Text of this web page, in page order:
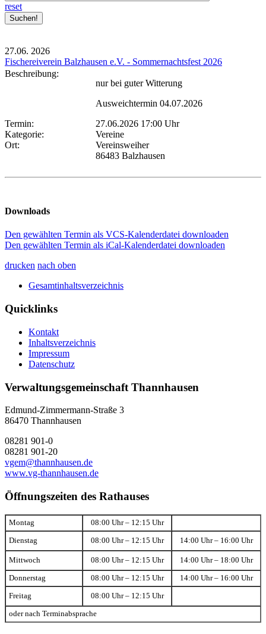
reset
27.06. 2026
Fischereiverein Balzhausen e.V. - Sommernachtsfest 2026
Beschreibung:
nur bei guter Witterung
Ausweichtermin 04.07.2026
Termin:
27.06.2026 17:00 Uhr
Kategorie:
Vereine
Ort:
Vereinsweiher
86483 Balzhausen
Downloads
Den gewählten Termin als VCS-Kalenderdatei downloaden
Den gewählten Termin als iCal-Kalenderdatei downloaden
drucken nach oben
Gesamtinhaltsverzeichnis
Quicklinks
Kontakt
Inhaltsverzeichnis
Impressum
Datenschutz
Verwaltungsgemeinschaft Thannhausen
Edmund-Zimmermann-Straße 3
86470 Thannhausen
08281 901-0
08281 901-20
vgem@thannhausen.de
www.vg-thannhausen.de
Öffnungszeiten des Rathauses
Montag 08:00 Uhr – 12:15 Uhr
Dienstag 08:00 Uhr – 12:15 Uhr 14:00 Uhr – 16:00 Uhr
Mittwoch 08:00 Uhr – 12:15 Uhr 14:00 Uhr – 18:00 Uhr
Donnerstag 08:00 Uhr – 12:15 Uhr 14:00 Uhr – 16:00 Uhr
Freitag 08:00 Uhr – 12:15 Uhr
oder nach Terminabsprache